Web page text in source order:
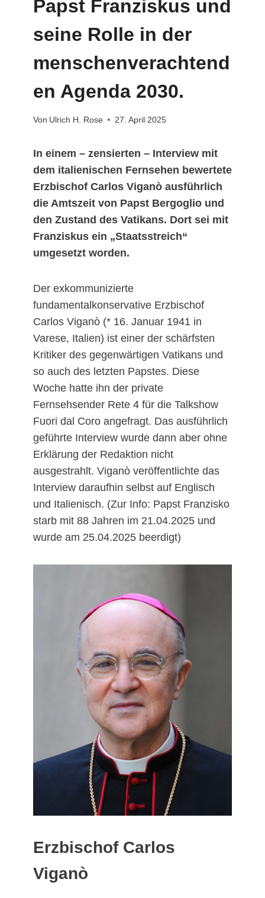
Papst Franziskus und
seine Rolle in der
menschenverachtend
en Agenda 2030.
Von Ulrich H. Rose 27. April 2025
In einem – zensierten – Interview mit
dem italienischen Fernsehen bewertete
Erzbischof Carlos Viganò ausführlich
die Amtszeit von Papst Bergoglio und
den Zustand des Vatikans. Dort sei mit
Franziskus ein „Staatsstreich“
umgesetzt worden.
Der exkommunizierte
fundamentalkonservative Erzbischof
Carlos Viganò (* 16. Januar 1941 in
Varese, Italien) ist einer der schärfsten
Kritiker des gegenwärtigen Vatikans und
so auch des letzten Papstes. Diese
Woche hatte ihn der private
Fernsehsender Rete 4 für die Talkshow
Fuori dal Coro angefragt. Das ausführlich
geführte Interview wurde dann aber ohne
Erklärung der Redaktion nicht
ausgestrahlt. Viganò veröffentlichte das
Interview daraufhin selbst auf Englisch
und Italienisch. (Zur Info: Papst Franzisko
starb mit 88 Jahren im 21.04.2025 und
wurde am 25.04.2025 beerdigt)
Erzbischof Carlos
Viganò